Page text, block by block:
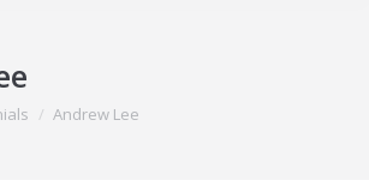
Andrew Lee